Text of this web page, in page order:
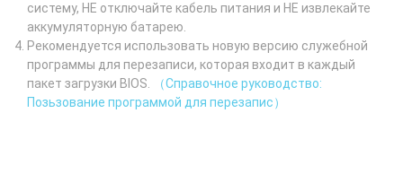
систему, НЕ отключайте кабель питания и НЕ извлекайте
аккумуляторную батарею.
Рекомендуется использовать новую версию служебной
программы для перезаписи, которая входит в каждый
пакет загрузки BIOS.
（Справочное руководство:
Позьзование программой для перезапис）